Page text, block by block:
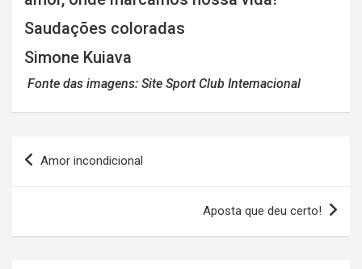
Saudações coloradas
Simone Kuiava
Fonte das imagens: Site Sport Club Internacional
Navegação
Amor incondicional
Aposta que deu certo!